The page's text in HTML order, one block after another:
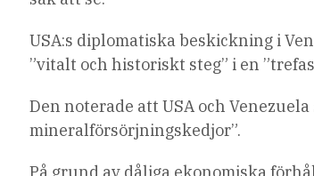
USA:s diplomatiska beskickning i
”vitalt och historiskt steg” i en
Den noterade att USA och
mineralförsörjningskedjor”.